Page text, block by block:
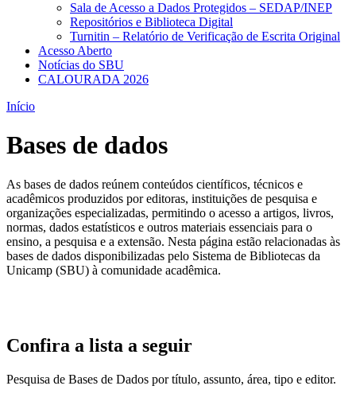
Sala de Acesso a Dados Protegidos – SEDAP/INEP
Repositórios e Biblioteca Digital
Turnitin – Relatório de Verificação de Escrita Original
Acesso Aberto
Notícias do SBU
CALOURADA 2026
Início
Bases de dados
As bases de dados reúnem conteúdos científicos, técnicos e
acadêmicos produzidos por editoras, instituições de pesquisa e
organizações especializadas, permitindo o acesso a artigos, livros,
normas, dados estatísticos e outros materiais essenciais para o
ensino, a pesquisa e a extensão. Nesta página estão relacionadas às
bases de dados disponibilizadas pelo Sistema de Bibliotecas da
Unicamp (SBU) à comunidade acadêmica.
Confira a lista a seguir
Pesquisa de Bases de Dados por título, assunto, área, tipo e editor.